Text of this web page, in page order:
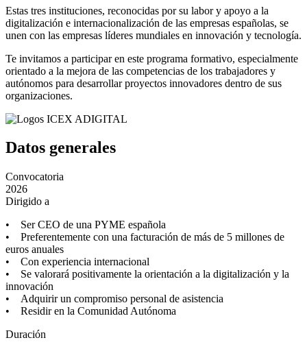
Estas tres instituciones, reconocidas por su labor y apoyo a la
digitalización e internacionalización de las empresas españolas, se
unen con las empresas líderes mundiales en innovación y tecnología.
Te invitamos a participar en este programa formativo, especialmente
orientado a la mejora de las competencias de los trabajadores y
autónomos para desarrollar proyectos innovadores dentro de sus
organizaciones.
Datos generales
Convocatoria
2026
Dirigido a
• Ser CEO de una PYME española
• Preferentemente con una facturación de más de 5 millones de
euros anuales
• Con experiencia internacional
• Se valorará positivamente la orientación a la digitalización y la
innovación
• Adquirir un compromiso personal de asistencia
• Residir en la Comunidad Autónoma
Duración